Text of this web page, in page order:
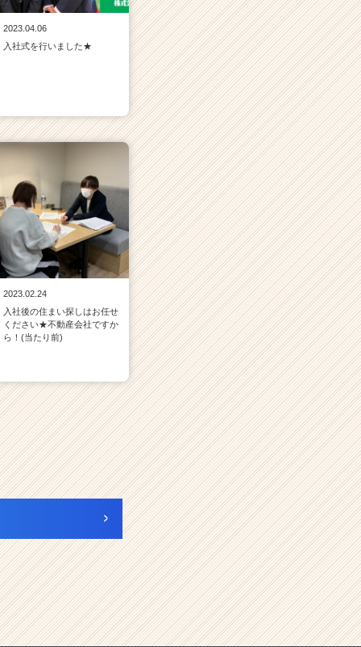
2023.04.06
入社式を行いました★
2023.02.24
入社後の住まい探しはお任せ
ください★不動産会社ですか
ら！(当たり前)